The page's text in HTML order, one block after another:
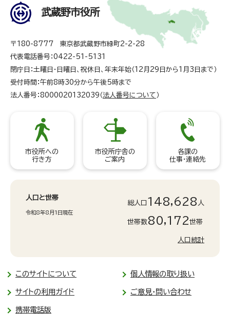
武蔵野市役所
〒180-8777 東京都武蔵野市緑町2-2-28
代表電話番号：0422-51-5131
閉庁日：土曜日・日曜日、祝休日、年末年始（12月29日から1月3日まで）
受付時間：午前8時30分から午後5時まで
法人番号：8000020132039（ 法人番号について ）
市役所への
行き方
市役所庁舎の
ご案内
各課の
仕事・連絡先
人口と世帯
令和8年8月1日現在
総人口 148,628 人
世帯数80,172世帯
人口統計
このサイトについて 個人情報の取り扱い
サイトの利用ガイド ご意見・問い合わせ
携帯電話版